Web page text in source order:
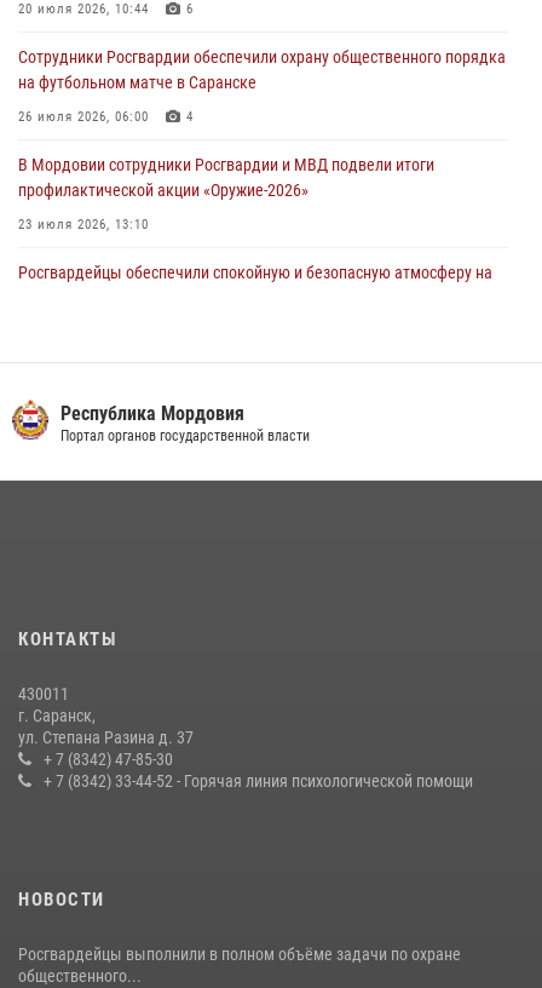
04 августа 2026, 07:06
В Саранске сотрудники Росгвардии задержали гражданина за
нанесение побоев
03 августа 2026, 08:58
20 июля 2026, 10:44 6
Сотрудники Росгвардии обеспечили охрану общественного порядка
на футбольном матче в Саранске
26 июля 2026, 06:00 4
В Мордовии сотрудники Росгвардии и МВД подвели итоги
профилактической акции «Оружие‑2026»
23 июля 2026, 13:10
Росгвардейцы обеспечили спокойную и безопасную атмосферу на
обеспечили безопасность на футбольных мероприятиях: от
регионального турнира до Суперкубка России
содействии сотрудников Росгвардии
Сотрудники Росгвардии обеспечили безопасность Всероссийского
конкурса профмастерства в Саранске
23 июля 2026, 11:54 4
Республика Мордовия
Портал органов государственной власти
КОНТАКТЫ
430011
г. Саранск,
ул. Степана Разина д. 37
+ 7 (8342) 47-85-30
+ 7 (8342) 33-44-52 - Горячая линия психологической помощи
НОВОСТИ
Росгвардейцы выполнили в полном объёме задачи по охране
общественного...